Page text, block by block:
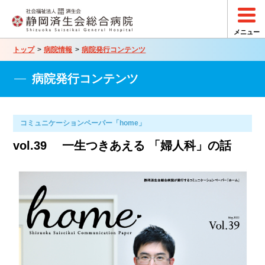
トップ 病院情報 病院発行コンテンツ
病院発行コンテンツ
コミュニケーションペーパー「home」
vol.39 一生つきあえる 「婦人科」の話